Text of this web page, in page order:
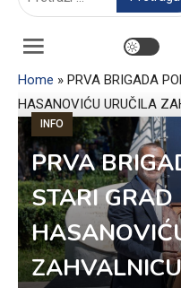
Home » PRVA BRIGADA
HASANOVIĆU URUČILA
INFO
PRVA
STARI
ZAHVALNICU